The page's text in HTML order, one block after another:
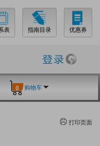
表 指南目录 优惠券
0 购物车
打印页面